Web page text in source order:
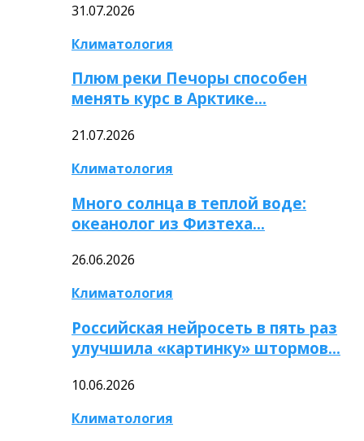
31.07.2026
Климатология
Плюм реки Печоры способен
менять курс в Арктике…
21.07.2026
Климатология
Много солнца в теплой воде:
океанолог из Физтеха…
26.06.2026
Климатология
Российская нейросеть в пять раз
улучшила «картинку» штормов…
10.06.2026
Климатология